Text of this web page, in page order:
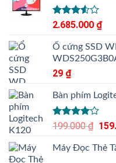
Được
hạng
3.505
sao
2.685.000 ₫
Ổ cứng SSD
29 ₫
Bàn phím
Được
4.00 5
sao
199.000₫
Giá
là:
Máy Đọc Thẻ